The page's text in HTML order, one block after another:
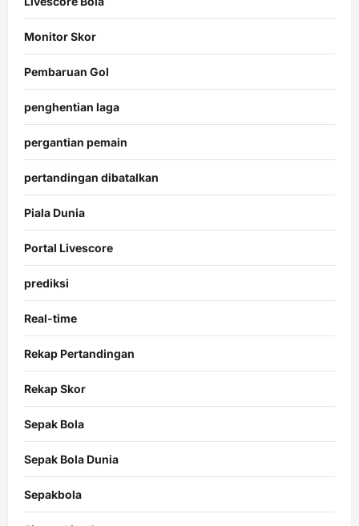
Monitor Skor
Pembaruan Gol
penghentian laga
pergantian pemain
pertandingan dibatalkan
Piala Dunia
Portal Livescore
prediksi
Real-time
Rekap Pertandingan
Rekap Skor
Sepak Bola
Sepak Bola Dunia
Sepakbola